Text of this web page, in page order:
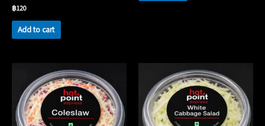
฿120
Add to cart